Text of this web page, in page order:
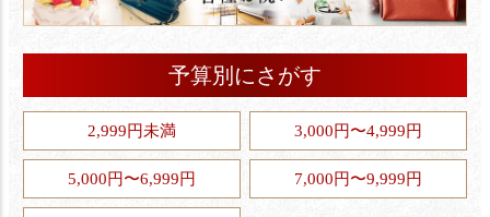
予算別にさがす
2,999円未満 3,000円〜4,999円
5,000円〜6,999円 7,000円〜9,999円